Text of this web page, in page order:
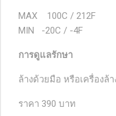
MAX 100C / 212F
MIN -20C / -4F
การดูแลรักษา
ล้างด้วยมือ หรือเครื่องล้
ราคา 390 บาท